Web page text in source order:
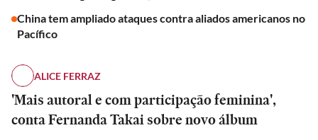
China tem ampliado ataques contra aliados americanos no
Pacífico
ALICE FERRAZ
'Mais autoral e com participação feminina',
conta Fernanda Takai sobre novo álbum